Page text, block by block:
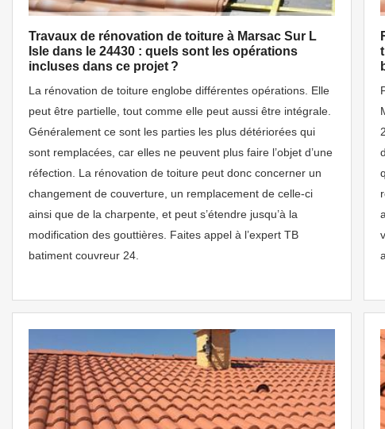
Travaux de rénovation de toiture à Marsac Sur L
Isle dans le 24430 : quels sont les opérations
incluses dans ce projet ?
La rénovation de toiture englobe différentes opérations. Elle
peut être partielle, tout comme elle peut aussi être intégrale.
Généralement ce sont les parties les plus détériorées qui
sont remplacées, car elles ne peuvent plus faire l’objet d’une
réfection. La rénovation de toiture peut donc concerner un
changement de couverture, un remplacement de celle-ci
ainsi que de la charpente, et peut s’étendre jusqu’à la
modification des gouttières. Faites appel à l’expert TB
batiment couvreur 24.